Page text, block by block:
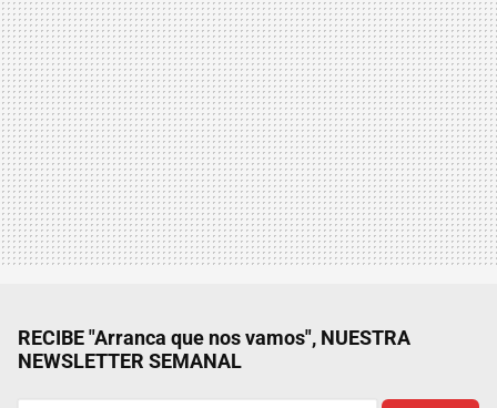
RECIBE "Arranca que nos vamos", NUESTRA
NEWSLETTER SEMANAL